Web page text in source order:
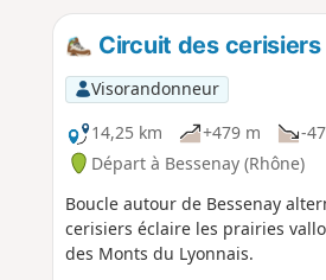
Circuit des cerisiers
Visorandonneur
14,25 km
+479 m -
Départ à Bessenay (Rhône)
Boucle autour de Bessenay
cerisiers éclaire les prairies
des Monts du Lyonnais.